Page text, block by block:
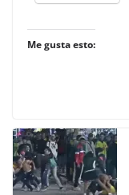
Me gusta esto: